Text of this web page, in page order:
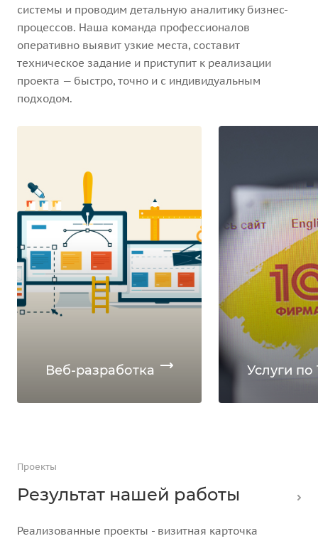
системы и проводим детальную аналитику бизнес-
процессов. Наша команда профессионалов
оперативно выявит узкие места, составит
техническое задание и приступит к реализации
проекта — быстро, точно и с индивидуальным
подходом.
Веб-разработка Услуги по
Проекты
Результат нашей работы
Реализованные проекты - визитная карточка